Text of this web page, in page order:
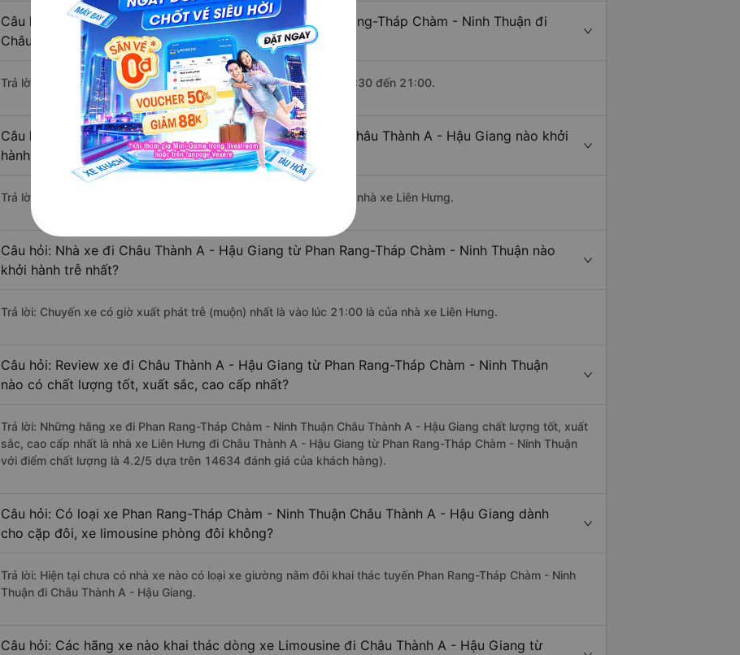
Câu hỏi: Mỗi ngày có bao nhiêu chuyến xe khách Phan Rang-Tháp Chàm - Ninh Thuận đi
Châu Thành A - Hậu Giang ?
Trả lời: Trung bình mỗi ngày có khoảng 4 chuyến xe bắt đầu từ 15:30 đến 21:00.
Câu hỏi: Nhà xe đi Phan Rang-Tháp Chàm - Ninh Thuận Châu Thành A - Hậu Giang nào khởi
hành sớm nhất?
Trả lời: Chuyến xe có giờ xuất phát sớm nhất vào lúc 15:30 là của nhà xe Liên Hưng.
Câu hỏi: Nhà xe đi Châu Thành A - Hậu Giang từ Phan Rang-Tháp Chàm - Ninh Thuận nào
khởi hành trễ nhất?
Trả lời: Chuyến xe có giờ xuất phát trễ (muộn) nhất là vào lúc 21:00 là của nhà xe Liên Hưng.
Câu hỏi: Review xe đi Châu Thành A - Hậu Giang từ Phan Rang-Tháp Chàm - Ninh Thuận
nào có chất lượng tốt, xuất sắc, cao cấp nhất?
Trả lời: Những hãng xe đi Phan Rang-Tháp Chàm - Ninh Thuận Châu Thành A - Hậu Giang chất lượng tốt, xuất
sắc, cao cấp nhất là nhà xe Liên Hưng đi Châu Thành A - Hậu Giang từ Phan Rang-Tháp Chàm - Ninh Thuận
với điểm chất lượng là 4.2/5 dựa trên 14634 đánh giá của khách hàng).
Câu hỏi: Có loại xe Phan Rang-Tháp Chàm - Ninh Thuận Châu Thành A - Hậu Giang dành
cho cặp đôi, xe limousine phòng đôi không?
Trả lời: Hiện tại chưa có nhà xe nào có loại xe giường nằm đôi khai thác tuyến Phan Rang-Tháp Chàm - Ninh
Thuận đi Châu Thành A - Hậu Giang.
Câu hỏi: Các hãng xe nào khai thác dòng xe Limousine đi Châu Thành A - Hậu Giang từ